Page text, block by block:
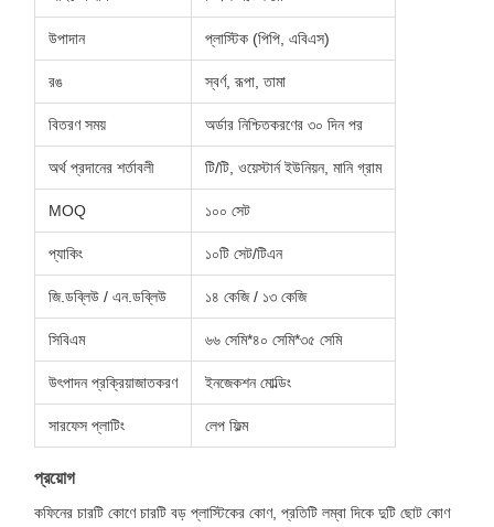
উপাদান প্লাস্টিক (পিপি, এবিএস)
রঙ স্বর্ণ, রূপা, তামা
বিতরণ সময় অর্ডার নিশ্চিতকরণের ৩০ দিন পর
অর্থ প্রদানের শর্তাবলী টি/টি, ওয়েস্টার্ন ইউনিয়ন, মানি গ্রাম
MOQ ১০০ সেট
প্যাকিং ১০টি সেট/টিএন
জি.ডব্লিউ / এন.ডব্লিউ ১৪ কেজি / ১৩ কেজি
সিবিএম ৬৬ সেমি*৪০ সেমি*৩৫ সেমি
উৎপাদন প্রক্রিয়াজাতকরণ ইনজেকশন মোল্ডিং
সারফেস প্লাটিং লেপ ফিল্ম
প্রয়োগ
কফিনের চারটি কোণে চারটি বড় প্লাস্টিকের কোণ, প্রতিটি লম্বা দিকে দুটি ছোট কোণ